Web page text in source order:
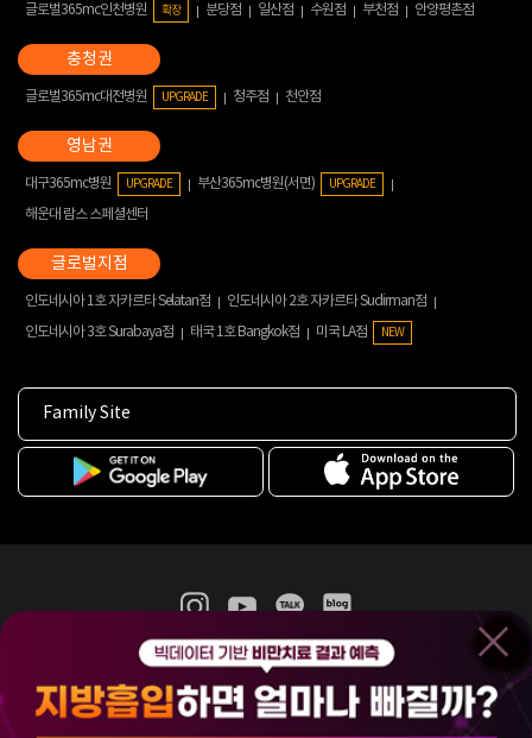
글로벌365mc인천병원 확장 분당점 일산점 수원점 부천점 안양평촌점
글로벌365mc대전병원 UPGRADE 청주점 천안점
대구365mc병원 UPGRADE 부산365mc병원(서면) UPGRADE
해운대 람스 스페셜센터
인도네시아 1호 자카르타 Selatan점
인도네시아 2호 자카르타 Sudirman점
인도네시아 3호 Surabaya점
태국 1호 Bangkok점 미국 LA점 NEW
Family Site
365mc 병·의원 이용약관
홈페이지 이용약관
비급여진료수가
(주)365mcㅣ서울특별시 서초구 서초대로52길 7, 3~4층(서초동, 제일빌딩)